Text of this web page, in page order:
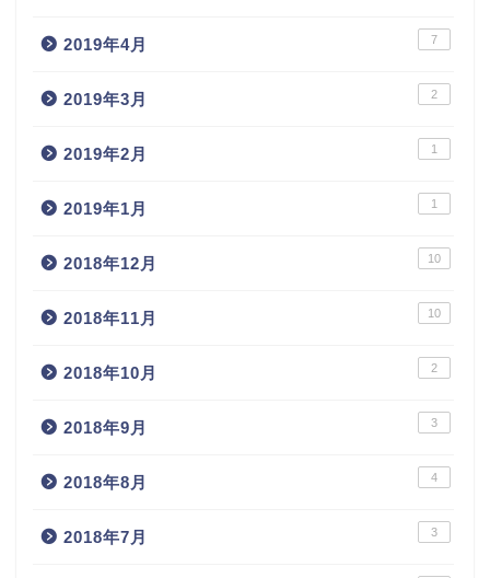
2019年4月 7
2019年3月 2
2019年2月 1
2019年1月 1
2018年12月 10
2018年11月 10
2018年10月 2
2018年9月 3
2018年8月 4
2018年7月 3